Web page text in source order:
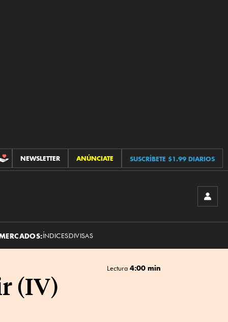
CONTRIBUCIONES
NEWSLETTER ANÚNCIATE SUSCRÍBETE $1.99 DIARIOS
ÍNDICESDIVISAS
Lectura 4:00 min
(IV)